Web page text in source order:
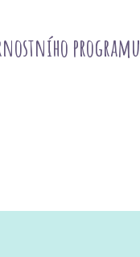
programu